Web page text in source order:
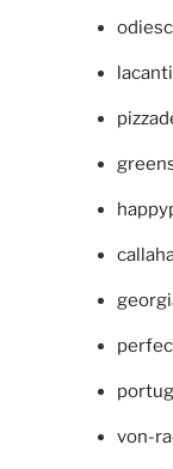
von-